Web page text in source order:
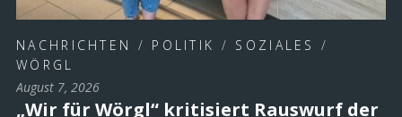
NACHRICHTEN / POLITIK / SOZIALES
/
WÖRGL
August 7, 2026
„Wir für Wörgl“ kritisiert Rauswurf der